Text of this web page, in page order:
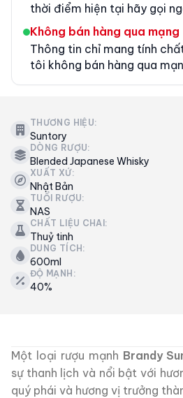
thời điểm hiện tại hãy gọi
Không bán hàng qua mạng
Thông tin chỉ mang tính
tôi không bán hàng qua
THƯƠNG HIỆU:
Suntory
DÒNG RƯỢU:
Blended Japanese Whisky
XUẤT XỨ:
Nhật Bản
TUỔI RƯỢU:
NAS
CHẤT LIỆU CHAI:
Thuỷ tinh
DUNG TÍCH:
600ml
ĐỘ MẠNH:
40%
Một loại rượu mạnh Brandy
sự thanh lịch và nổi bật với
quý phái và hương vị trưởng